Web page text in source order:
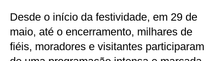
Desde o início da festividade, em 29 de
maio, até o encerramento, milhares de
fiéis, moradores e visitantes participaram